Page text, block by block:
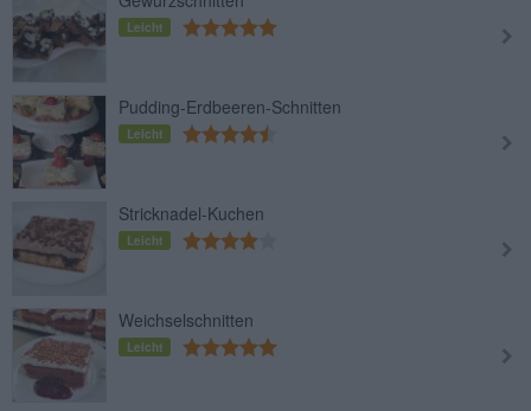
Leicht
Pudding-Erdbeeren-Schnitten
Leicht
Stricknadel-Kuchen
Leicht
Weichselschnitten
Leicht